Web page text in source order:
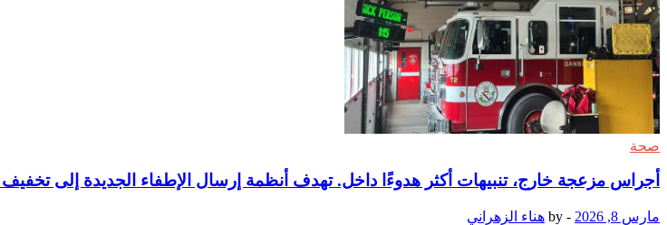
صحة
أجراس مزعجة خارج، تنبيهات أكثر هدوءًا داخل. تهدف أنظمة إرسال الإطفاء الجديدة إلى
مارس 8, 2026 -
by هناء الزهراني